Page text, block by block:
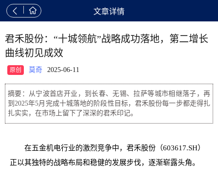
  文章详情
君禾股份：“十城领航”战略成功落地，第二增长
曲线初见成效
原创 莫奇 2025-06-11
摘要：从宁波首店开业，到长春、无锡、拉萨等城市相继落子，再
到2025年5月完成十城落地的阶段性目标，君禾股份每一步都走得扎
扎实实，在市场上留下了深深的君禾印记。
在五金机电行业的激烈竞争中，君禾股份（603617.SH）
正以其独特的战略布局和稳健的发展步伐，逐渐崭露头角。